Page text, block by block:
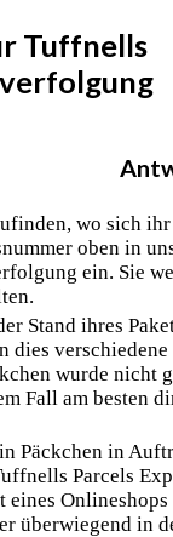
Tuffnells
wo sich
oben in
ein. Sie
Stand ihres
dies
wurde nicht
Fall am besten
Päckchen in
Parcels
eines
überwiegend in